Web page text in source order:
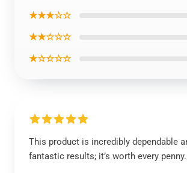
★★★☆☆
★★☆☆☆
★☆☆☆☆
This product is incredibly dependable
fantastic results; it’s worth every penny.